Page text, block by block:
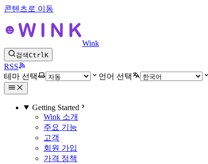
콘텐츠로 이동
Wink
검색CtrlK
RSS
테마 선택
언어 선택
Getting Started
Wink 소개
주요 기능
고객
회원 가입
가격 정책